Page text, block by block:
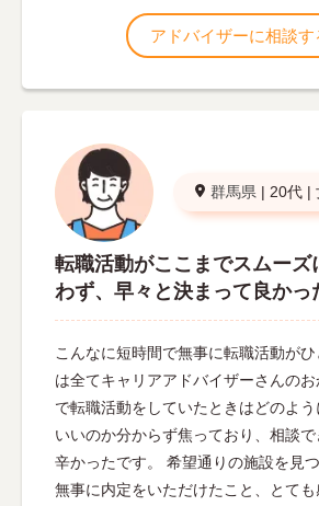
アドバイザーに相談す
群馬県 | 20代 |
転職活動がここまでスムーズ
わず、早々と決まって良かっ
こんなに短時間で無事に転職活動が
は全てキャリアアドバイザーさんのお
で転職活動をしていたときはどのよ
いいのか分からず焦っており、相談
辛かったです。 希望通りの施設を見つ
無事に内定をいただけたこと、とても